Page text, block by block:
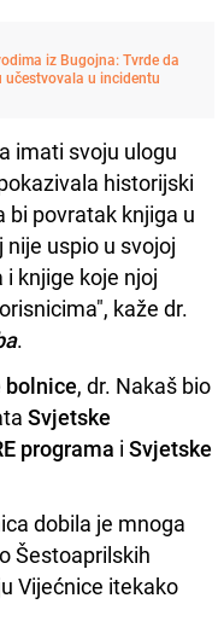
iz Bugojna: Tvrde da
u incidentu
imati svoju ulogu
historijski
bi povratak knjiga u
uspio u svojoj
knjige koje njoj
kaže dr.
.
bolnice, dr. Nakaš bio
Svjetske
programa i Svjetske
dobila je mnoga
Šestoaprilskih
Vijećnice itekako